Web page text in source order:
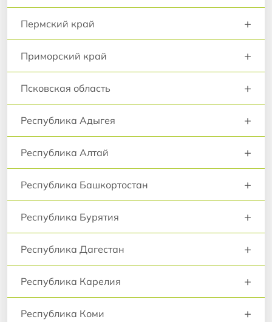
Пермский край +
Приморский край +
Псковская область +
Республика Адыгея +
Республика Алтай +
Республика Башкортостан +
Республика Бурятия +
Республика Дагестан +
Республика Карелия +
Республика Коми +